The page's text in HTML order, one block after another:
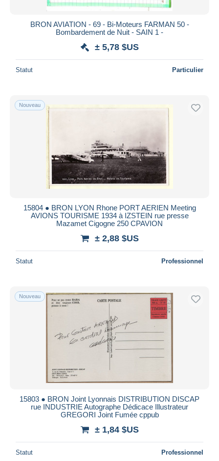
BRON AVIATION - 69 - Bi-Moteurs FARMAN 50 -
Bombardement de Nuit - SAIN 1 -
± 5,78 $US
Statut Particulier
Nouveau
15804 ● BRON LYON Rhone PORT AERIEN Meeting
AVIONS TOURISME 1934 à IZSTEIN rue presse
Mazamet Cigogne 250 CPAVION
± 2,88 $US
Statut Professionnel
Nouveau
15803 ● BRON Joint Lyonnais DISTRIBUTION DISCAP
rue INDUSTRIE Autographe Dédicace Illustrateur
GREGORI Joint Fumée cppub
± 1,84 $US
Statut Professionnel